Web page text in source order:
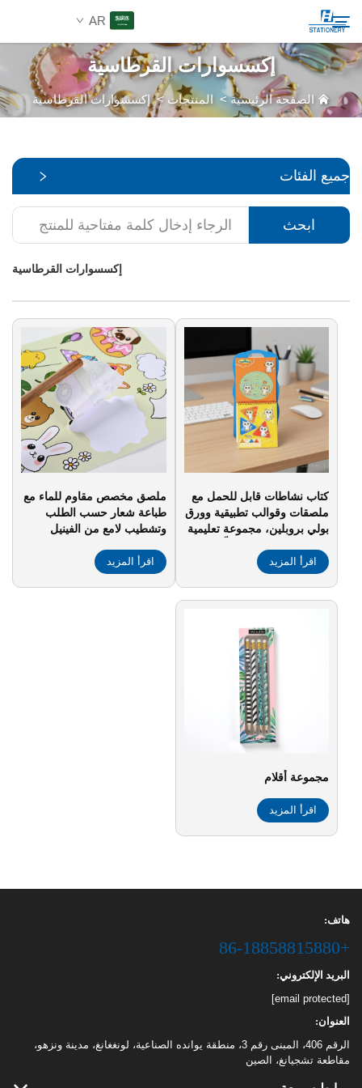
AR
المنتجات
حلول مخصصة
الموارد
ابحث
إكسسوارات القرطاسية
الصفحة الرئيسية>المنتجات >إكسسوارات القرطاسية
جميع الفئات
ابحث
إكسسوارات القرطاسية
كتاب نشاطات قابل للحمل مع
ملصقات وقوالب تطبيقية وورق
بولي بروبلين، مجموعة تعليمية
للأطفال وتنمية المهارات
الحركية الدقيقة
اقرأ المزيد
ملصق مخصص مقاوم للماء مع
طباعة شعار حسب الطلب
وتشطيب لامع من الفينيل
بالقالب، مع إمكانية التحقق
المجاني من التصميم
اقرأ المزيد
مجموعة أقلام
اقرأ المزيد
هاتف:
+86-18858815880
البريد الإلكتروني:
[email protected]
العنوان:
الرقم 406، المبنى رقم 3، منطقة يوانده الصناعية، لونغغانغ، مدينة ونزهو،
مقاطعة تشجيانغ، الصين